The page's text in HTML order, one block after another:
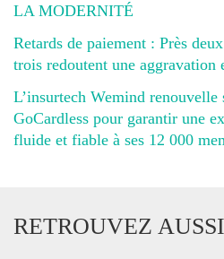
LA MODERNITÉ
Retards de paiement : Près
trois redoutent une aggravation
L’insurtech Wemind renouvelle
GoCardless pour garantir une
fluide et fiable à ses 12 000
RETROUVEZ AUSSI